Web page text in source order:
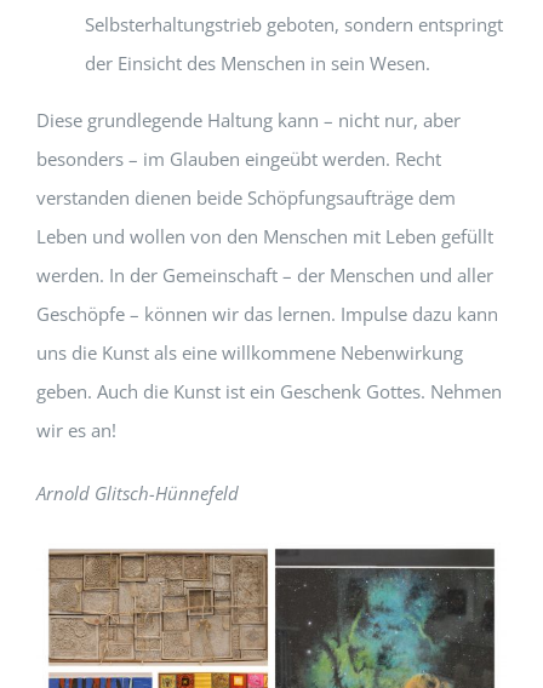
Selbsterhaltungstrieb geboten, sondern entspringt
der Einsicht des Menschen in sein Wesen.
Diese grundlegende Haltung kann – nicht nur, aber
besonders – im Glauben eingeübt werden. Recht
verstanden dienen beide Schöpfungsaufträge dem
Leben und wollen von den Menschen mit Leben gefüllt
werden. In der Gemeinschaft – der Menschen und aller
Geschöpfe – können wir das lernen. Impulse dazu kann
uns die Kunst als eine willkommene Nebenwirkung
geben. Auch die Kunst ist ein Geschenk Gottes. Nehmen
wir es an!
Arnold Glitsch-Hünnefeld